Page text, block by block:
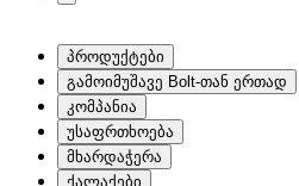
პროდუქტები
გამოიმუშავე Bolt-თან ერთად
კომპანია
უსაფრთხოება
მხარდაჭერა
ქალაქები